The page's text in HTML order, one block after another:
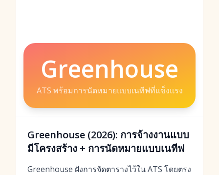
Greenhouse
ATS พร้อมการนัดหมายแบบเนทีฟที่แข็งแรง
Greenhouse (2026): การจ้างงานแบบ
มีโครงสร้าง + การนัดหมายแบบเนทีฟ
Greenhouse ฝังการจัดตารางไว้ใน ATS โดยตรง